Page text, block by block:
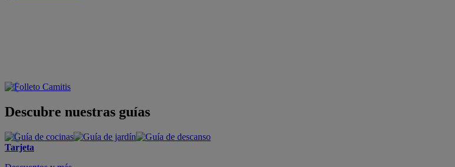
Descubre nuestras guías
Tarjeta